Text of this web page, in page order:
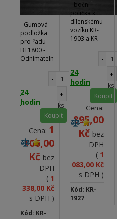
- Gumová
podložka
pro řadu
BT1800 -
Odnímatelná,
Protiskluzová
- Snadná
údržba
24
hodin
-
+
ks
Koupit
Cena: 1
106,00
Kč bez
DPH
( 1
338,00 Kč
s DPH )
Kód: KR-
- boční
polička k
dílenskému
vozíku KR-
1903 a KR-
nebo
dokumentace
24
hodin
-
+
ks
Koupit
Cena:
895,00
Kč bez
DPH
( 1
083,00 Kč
s DPH )
Kód: KR-
1927